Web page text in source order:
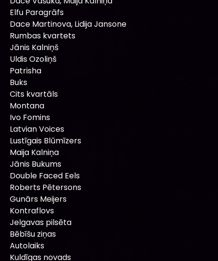
Elfu Paragrāfs
Dace Martinova, Lidija Jansone
Rumbas kvartets
Jānis Kalniņš
Uldis Ozoliņš
Patrisha
Buks
Cits kvartāls
Montana
Ivo Fomins
Latvian Voices
Lustīgais Blūmīzers
Maija Kalniņa
Jānis Bukums
Double Faced Eels
Roberts Pētersons
Gunārs Meijers
Kontraflovs
Jelgavas pilsēta
Bēbīšu ziņas
Autolaiks
Kuldīgas novads